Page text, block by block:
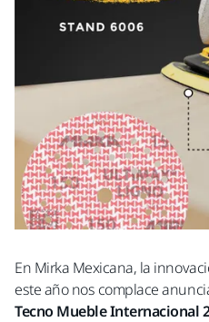
En Mirka Mexicana, la
este año nos complace
Tecno Mueble Internacional